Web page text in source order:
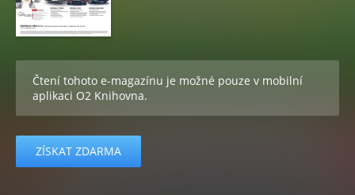
Čtení tohoto e-magazínu je možné pouze v mobilní
aplikaci O2 Knihovna.
ZÍSKAT ZDARMA